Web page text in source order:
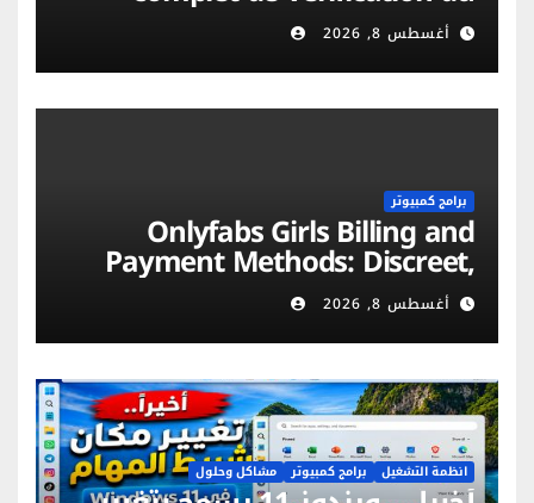
compte et sécurité mobile
أغسطس 8, 2026
برامج كمبيوتر
Onlyfabs Girls Billing and
Payment Methods: Discreet,
Secure & Flexible Options
أغسطس 8, 2026
انظمة التشغيل برامج كمبيوتر مشاكل وحلول